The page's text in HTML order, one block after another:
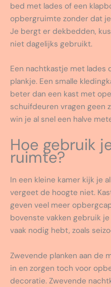
bed met lades of een
opbergruimte zonder dat
Je bergt er dekbedden,
niet dagelijks gebruikt.
Een nachtkastje met lades
plankje. Een smalle
beter dan een kast met
schuifdeuren vragen geen
win je al snel een halve
Hoe gebruik
ruimte?
In een kleine kamer kijk je
vergeet de hoogte niet.
geven veel meer
bovenste vakken gebruik
vaak nodig hebt, zoals
Zwevende planken aan de
in en zorgen toch voor
decoratie. Zwevende